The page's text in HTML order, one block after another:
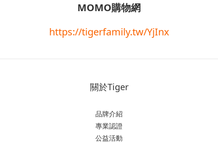
MOMO購物網
https://tigerfamily.tw/YjInx
關於Tiger
品牌介紹
專業認證
公益活動